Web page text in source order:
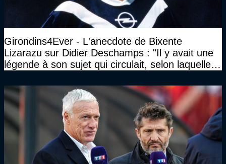
Girondins4Ever - L'anecdote de Bixente
Lizarazu sur Didier Deschamps : "Il y avait une
légende à son sujet qui circulait, selon laquelle il